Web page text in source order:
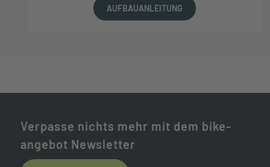
AUFBAUANLEITUNG
Verpasse nichts mehr mit dem bike-
angebot Newsletter